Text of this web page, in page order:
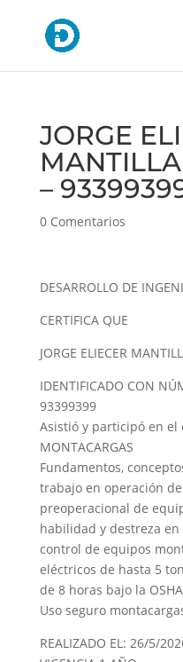
JORGE
–
0 Comentarios
DESARROLLO DE
CERTIFICA QUE
JORGE ELIECER
IDENTIFICADO CON
93399399
Asistió y participó en el
MONTACARGAS
Fundamentos,
trabajo en operación
preoperacional de
habilidad y destreza
control de equipos
eléctricos de hasta 5
de 8 horas bajo la
Uso seguro
REALIZADO EL: 26/5/